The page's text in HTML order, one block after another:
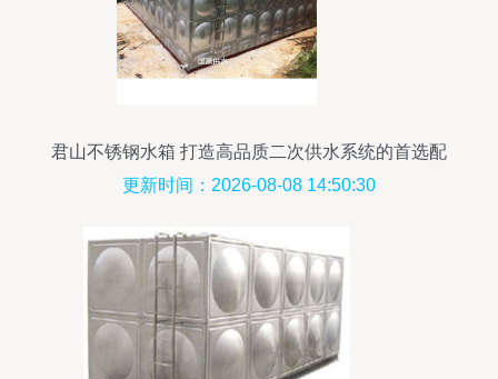
君山不锈钢水箱 打造高品质二次供水系统的首选配
置
更新时间：2026-08-08 14:50:30